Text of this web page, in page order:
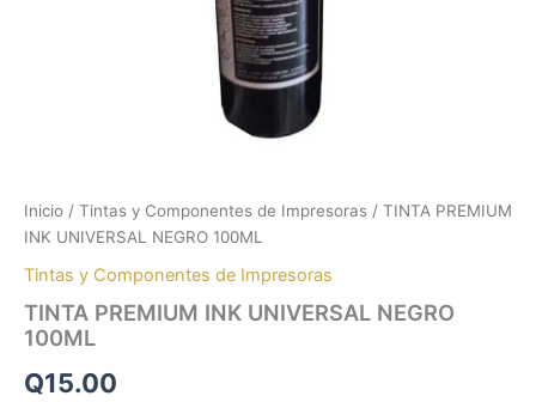
Inicio / Tintas y Componentes de Impresoras / TINTA PREMIUM
INK UNIVERSAL NEGRO 100ML
Tintas y Componentes de Impresoras
TINTA PREMIUM INK UNIVERSAL NEGRO
100ML
Q15.00